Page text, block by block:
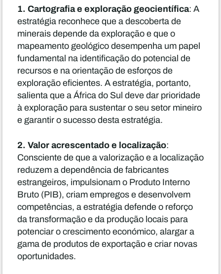
1. Cartografia e exploração geocientífica: A
estratégia reconhece que a descoberta de
minerais depende da exploração e que o
mapeamento geológico desempenha um papel
fundamental na identificação do potencial de
recursos e na orientação de esforços de
exploração eficientes. A estratégia, portanto,
salienta que a África do Sul deve dar prioridade
à exploração para sustentar o seu setor mineiro
e garantir o sucesso desta estratégia.
2. Valor acrescentado e localização:
Consciente de que a valorização e a localização
reduzem a dependência de fabricantes
estrangeiros, impulsionam o Produto Interno
Bruto (PIB), criam empregos e desenvolvem
competências, a estratégia defende o reforço
da transformação e da produção locais para
potenciar o crescimento económico, alargar a
gama de produtos de exportação e criar novas
oportunidades.